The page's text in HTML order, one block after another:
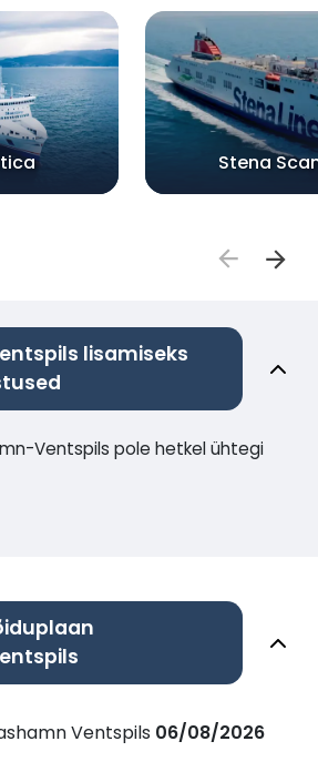
Stena
lisamiseks
Ventspils pole hetkel ühtegi
Ventspils 06/08/2026